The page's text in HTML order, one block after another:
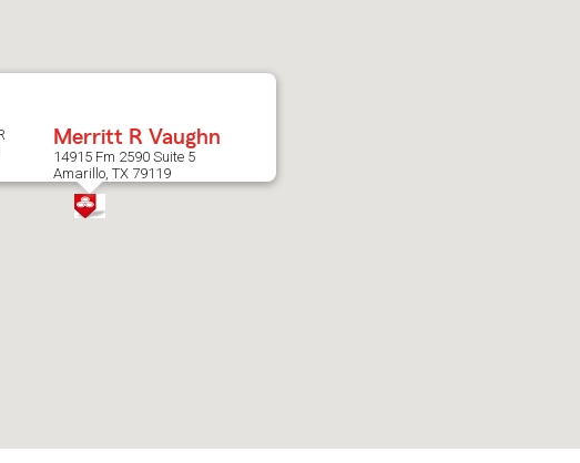
Merritt R Vaughn
14915 Fm 2590 Suite 5
Amarillo, TX 79119